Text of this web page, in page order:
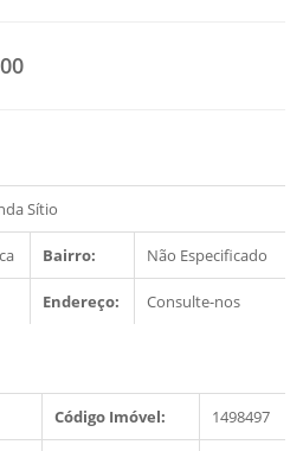
Sítio
Bairro: Não Especificado
Endereço: Consulte-nos
Código Imóvel: 1498497